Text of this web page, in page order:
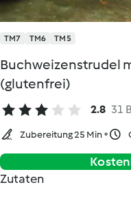
TM7 TM6 TM5
Buchweizenstrudel
(glutenfrei)
2.8 31
Zubereitung 25 Min
Zutaten